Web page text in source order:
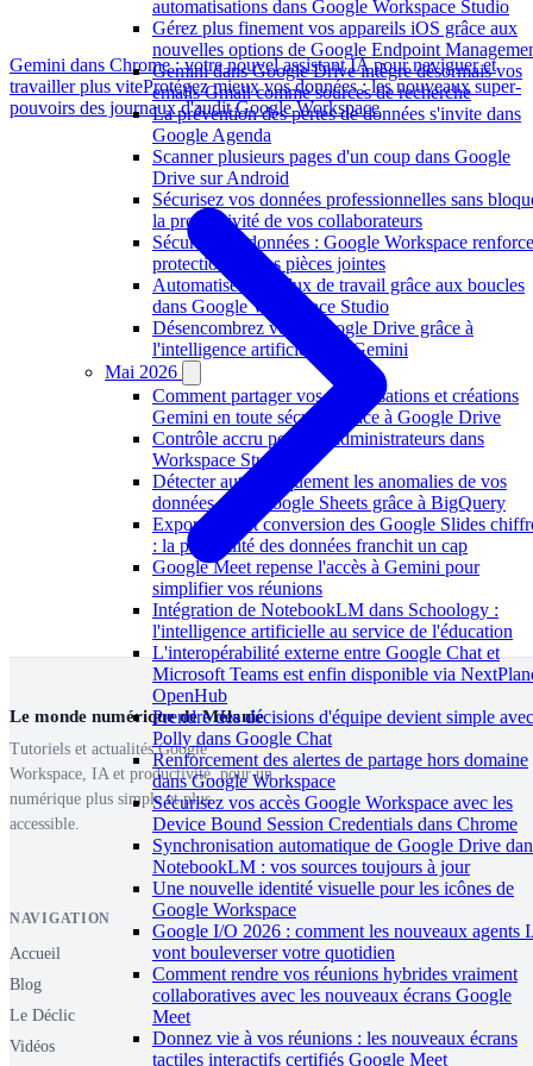
automatisations dans Google Workspace Studio
Gérez plus finement vos appareils iOS grâce aux
nouvelles options de Google Endpoint
Gemini dans Google Drive intègre désormais vos
emails Gmail comme sources de recherche
La prévention des pertes de données s'invite dans
Google Agenda
Scanner plusieurs pages d'un coup dans Google
Drive sur Android
Sécurisez vos données professionnelles sans
la productivité de vos collaborateurs
Sécurité des données : Google Workspace
protection de vos pièces jointes
Automatisez vos flux de travail grâce aux boucles
dans Google Workspace Studio
Désencombrez votre Google Drive grâce à
l'intelligence artificielle de Gemini
Mai 2026
Comment partager vos conversations et créations
Gemini en toute sécurité grâce à Google Drive
Contrôle accru pour les administrateurs dans
Workspace Studio
Détecter automatiquement les anomalies de vos
données dans Google Sheets grâce à BigQuery
Exportation et conversion des Google Slides
: la portabilité des données franchit un cap
Google Meet repense l'accès à Gemini pour
simplifier vos réunions
Intégration de NotebookLM dans Schoology :
l'intelligence artificielle au service de l'éducation
L'interopérabilité externe entre Google Chat et
Microsoft Teams est enfin disponible via
OpenHub
Prendre des décisions d'équipe devient simple avec
Polly dans Google Chat
Renforcement des alertes de partage hors domaine
dans Google Workspace
Sécurisez vos accès Google Workspace avec les
Device Bound Session Credentials dans Chrome
Synchronisation automatique de Google Drive
NotebookLM : vos sources toujours à jour
Une nouvelle identité visuelle pour les icônes de
Google Workspace
Google I/O 2026 : comment les nouveaux agents
vont bouleverser votre quotidien
Comment rendre vos réunions hybrides vraiment
collaboratives avec les nouveaux écrans Google
Meet
Donnez vie à vos réunions : les nouveaux écrans
tactiles interactifs certifiés Google Meet
Gemini dans Chrome : votre nouvel assistant IA pour naviguer et
travailler plus viteProtégez mieux vos données : les nouveaux super-
pouvoirs des journaux d'audit Google Workspace
Le monde numérique de Mélanie
Tutoriels et actualités Google
Workspace, IA et productivité, pour un
numérique plus simple et plus
accessible.
NAVIGATION
Accueil
Blog
Le Déclic
Vidéos